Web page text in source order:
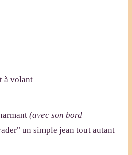
(avec son bord
un simple jean tout autant